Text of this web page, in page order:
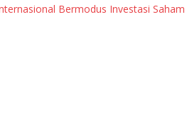
Bermodus Investasi Saham &